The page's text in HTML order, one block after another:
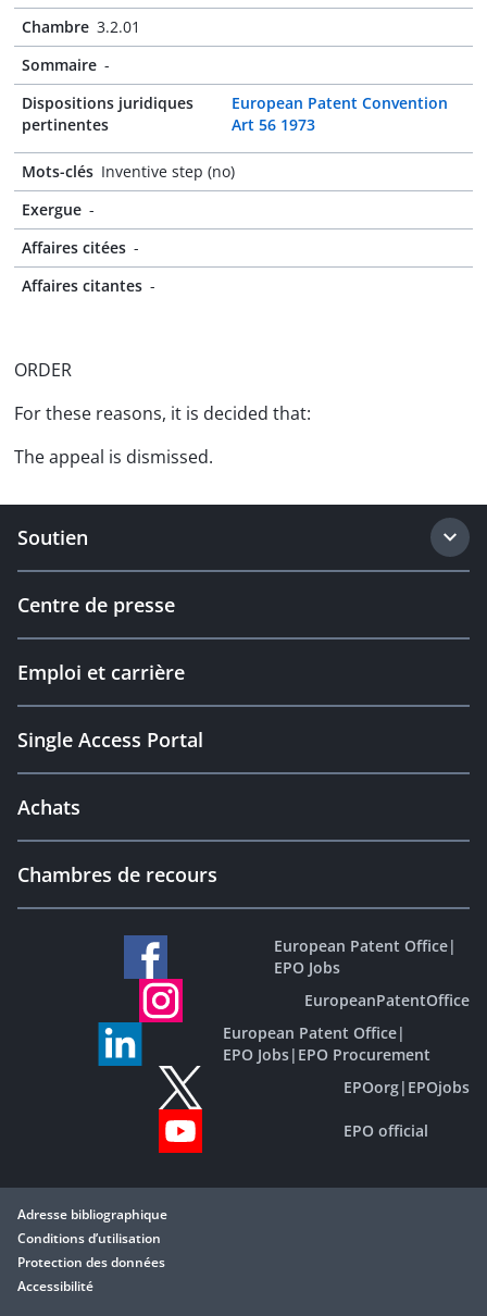
Chambre 3.2.01
Sommaire -
Dispositions juridiques
pertinentes
European Patent Convention
Art 56 1973
Mots-clés Inventive step (no)
Exergue -
Affaires citées -
Affaires citantes -
ORDER
For these reasons, it is decided that:
The appeal is dismissed.
Soutien
Centre de presse
Emploi et carrière
Single Access Portal
Achats
Chambres de recours
European Patent Office|
EPO Jobs
EuropeanPatentOffice
European Patent Office|
EPO Jobs| EPO Procurement
EPOorg| EPOjobs
EPO official
Adresse bibliographique
Conditions d’utilisation
Protection des données
Accessibilité